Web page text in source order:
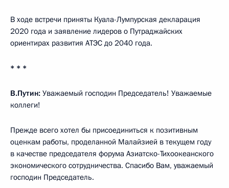
В ходе встречи приняты Куала-Лумпурская декларация
2020 года и заявление лидеров о Путраджайских
ориентирах развития АТЭС до 2040 года.
* * *
В.Путин: Уважаемый господин Председатель! Уважаемые
коллеги!
Прежде всего хотел бы присоединиться к позитивным
оценкам работы, проделанной Малайзией в текущем году
в качестве председателя форума Азиатско-Тихоокеанского
экономического сотрудничества. Спасибо Вам, уважаемый
господин Председатель.